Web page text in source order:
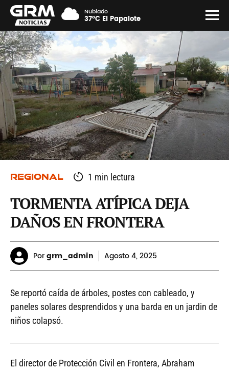
Nublado
37°C El Papalote
REGIONAL 1 min lectura
TORMENTA ATÍPICA DEJA
DAÑOS EN FRONTERA
Porgrm_admin Agosto4, 2025
Se reportó caída de árboles, postes con cableado, y
paneles solares desprendidos y una barda en un jardin de
niños colapsó.
El director de Protección Civil en Frontera, Abraham